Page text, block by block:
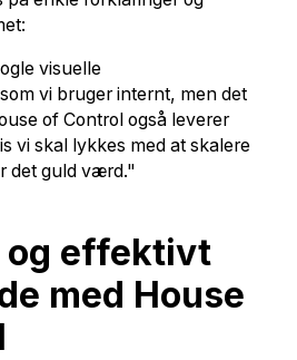
visuelle
vi bruger internt, men det
of Control også leverer
vi skal lykkes med at skalere
det guld værd."
og effektivt
med House